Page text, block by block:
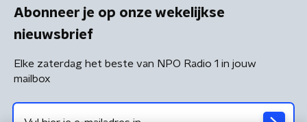
Abonneer je op onze wekelijkse
nieuwsbrief
Elke zaterdag het beste van NPO Radio 1 in jouw
mailbox